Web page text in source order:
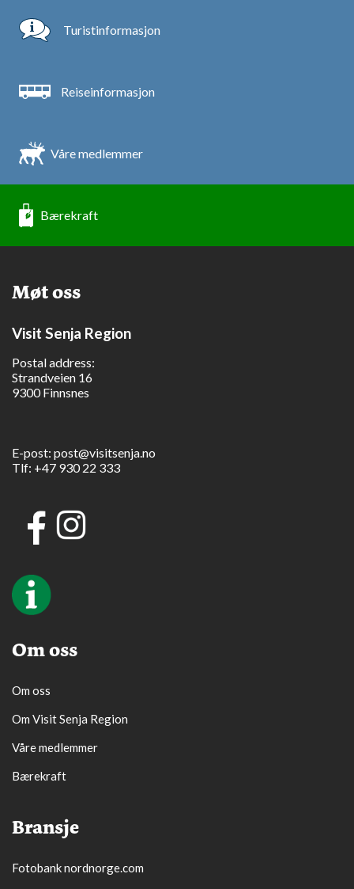
Turistinformasjon
Reiseinformasjon
Våre medlemmer
Bærekraft
Møt oss
Visit Senja Region
Postal address:
Strandveien 16
9300 Finnsnes
E-post: post@visitsenja.no
Tlf: +47 930 22 333
Om oss
Om oss
Om Visit Senja Region
Våre medlemmer
Bærekraft
Bransje
Fotobank nordnorge.com